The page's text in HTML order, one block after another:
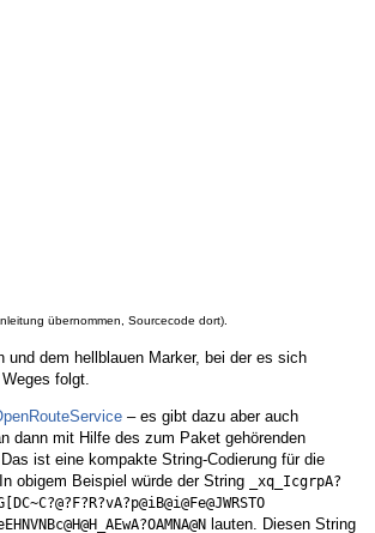
übernommen, Sourcecode dort).
und dem hellblauen Marker, bei der es sich
folgt.
– es gibt dazu aber auch
dann mit Hilfe des zum Paket gehörenden
ist eine kompakte String-Codierung für die
obigem Beispiel würde der String
_xq_IcgrpA?
lauten. Diesen String